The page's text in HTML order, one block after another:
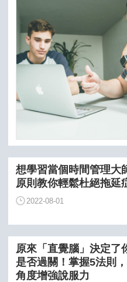
想學習當個時間管理大
原則教你輕鬆杜絕拖延
2022-08-01
原來「直覺腦」決定了
是否過關！掌握5法則
角度增強說服力